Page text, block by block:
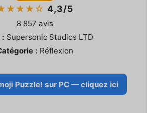
4,3/5
8 857 avis
: Supersonic Studios LTD
: Réflexion
Puzzle! sur PC — cliquez ici